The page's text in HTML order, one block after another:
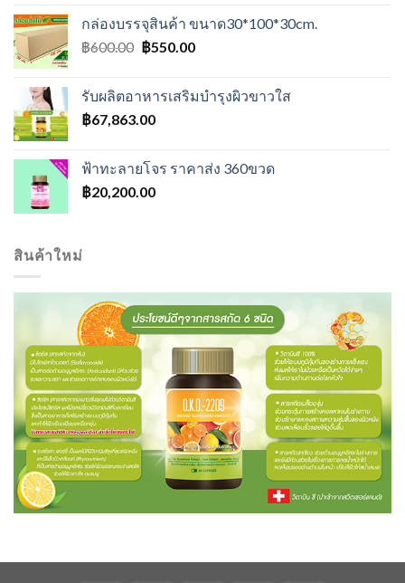
฿500.00.฿400.00.
กล่องบรรจุสินค้า ขนาด30*100*30cm.
฿600.00 Original
฿600.00.
฿550.00Current
฿550.00.
รับผลิตอาหารเสริมบำรุงผิวขาวใส
฿67,863.00
ฟ้าทะลายโจร ราคาส่ง 360ขวด
฿20,200.00
สินค้าใหม่